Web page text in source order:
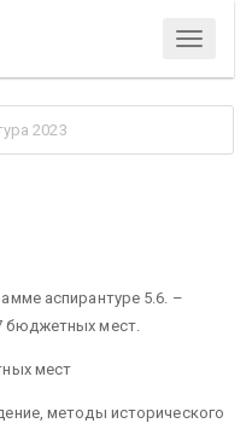
Меню
2023
аспирантуре 5.6. –
бюджетных мест.
мест
методы исторического